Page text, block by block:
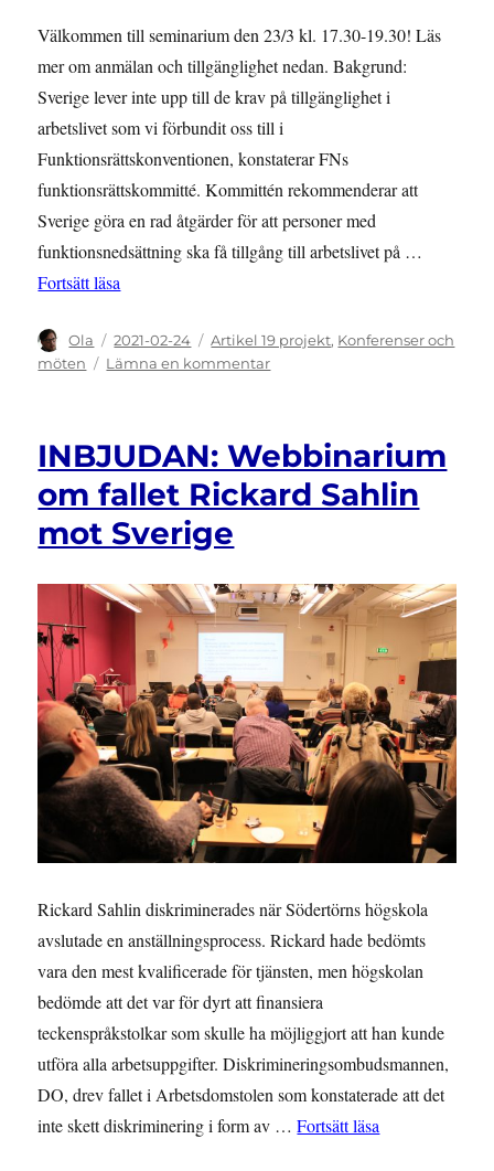
Välkommen till seminarium den 23/3 kl. 17.30-19.30! Läs
mer om anmälan och tillgänglighet nedan. Bakgrund:
Sverige lever inte upp till de krav på tillgänglighet i
arbetslivet som vi förbundit oss till i
Funktionsrättskonventionen, konstaterar FNs
funktionsrättskommitté. Kommittén rekommenderar att
Sverige göra en rad åtgärder för att personer med
funktionsnedsättning ska få tillgång till arbetslivet på …
Fortsätt läsa
Författare
Ola
Publicerat
den
2021-02-24 Kategorier
Artikel 19 projekt, Konferenser och
möten
Lämna en kommentartill
Independent
Living
INBJUDAN: Webbinarium
om fallet Rickard Sahlin
mot Sverige
Rickard Sahlin diskriminerades när Södertörns högskola
avslutade en anställningsprocess. Rickard hade bedömts
vara den mest kvalificerade för tjänsten, men högskolan
bedömde att det var för dyrt att finansiera
teckenspråkstolkar som skulle ha möjliggjort att han kunde
utföra alla arbetsuppgifter. Diskrimineringsombudsmannen,
DO, drev fallet i Arbetsdomstolen som konstaterade att det
inte skett diskriminering i form av …Fortsätt läsa